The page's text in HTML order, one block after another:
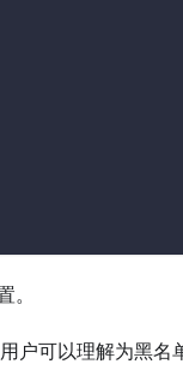
。
户可以理解为黑名